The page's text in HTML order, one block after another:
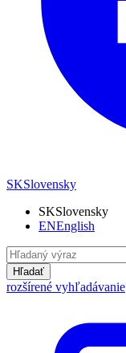
SKSlovensky
SKSlovensky
ENEnglish
Hľadať
rozšírené vyhľadávanie